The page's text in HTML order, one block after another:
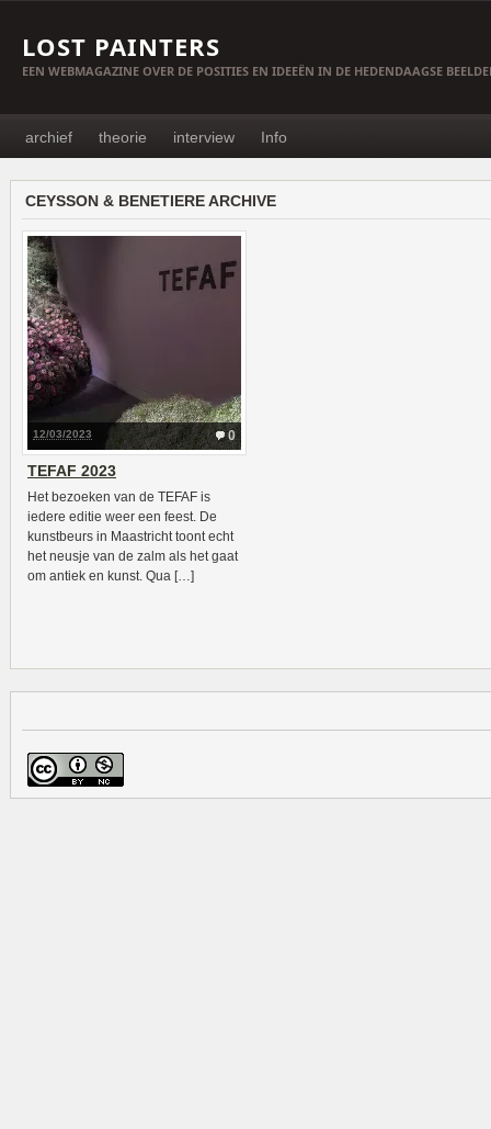
LOST PAINTERS
EEN WEBMAGAZINE OVER DE POSITIES EN IDEEËN IN DE HEDENDAAGSE
archief theorie interview Info
CEYSSON & BENETIERE ARCHIVE
0
12/03/2023
TEFAF 2023
Het bezoeken van de TEFAF is
iedere editie weer een feest. De
kunstbeurs in Maastricht toont echt
het neusje van de zalm als het gaat
om antiek en kunst. Qua […]